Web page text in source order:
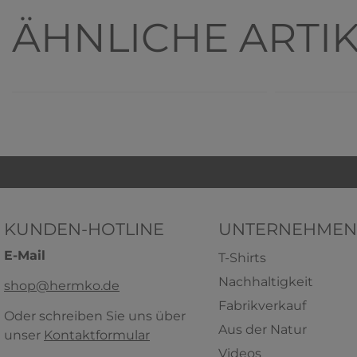
auch in Übergrößen aus 100 %
100% Bio-Baumwolle
ab5,79 € *
100% Bio-
ÄHNLICHE
HERMKO 3240 Herren Slip mit
KUNDEN-HOTLINE
E-Mail
shop@hermko.de
Oder schreiben Sie uns über
unser Kontaktformular
UNTERNEHMEN
T-Shirts
Nachhaltigkeit
Fabrikverkauf
Aus der Natur
Videos